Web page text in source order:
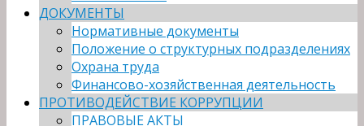
ДОКУМЕНТЫ
Нормативные документы
Положение о структурных подразделениях
Охрана труда
Финансово-хозяйственная деятельность
ПРОТИВОДЕЙСТВИЕ КОРРУПЦИИ
ПРАВОВЫЕ АКТЫ